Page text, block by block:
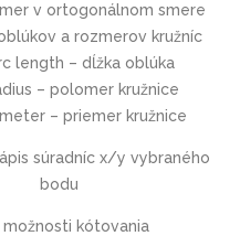
v ortogonálnom smere
a rozmerov kružníc
length – dĺžka oblúka
– polomer kružnice
– priemer kružnice
súradníc x/y vybraného
bodu
možnosti kótovania